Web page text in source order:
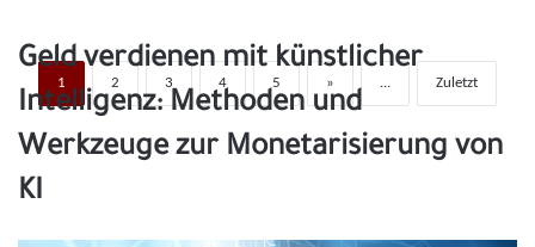
Geld verdienen mit künstlicher
Intelligenz: Methoden und
Werkzeuge zur Monetarisierung von
KI
1 2 3 4 5 » ... Zuletzt